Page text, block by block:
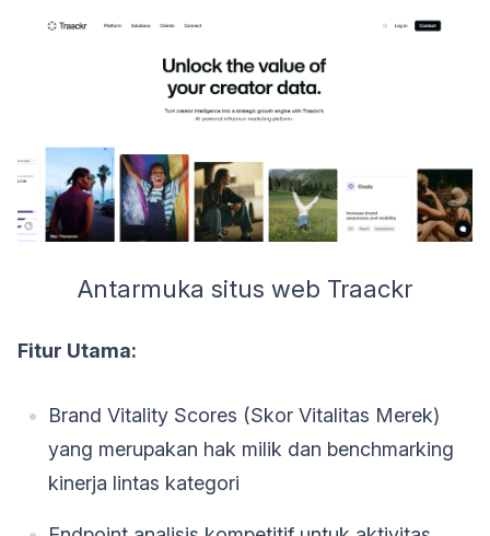
Antarmuka situs web Traackr
Fitur Utama:
Brand Vitality Scores (Skor Vitalitas Merek)
yang merupakan hak milik dan benchmarking
kinerja lintas kategori